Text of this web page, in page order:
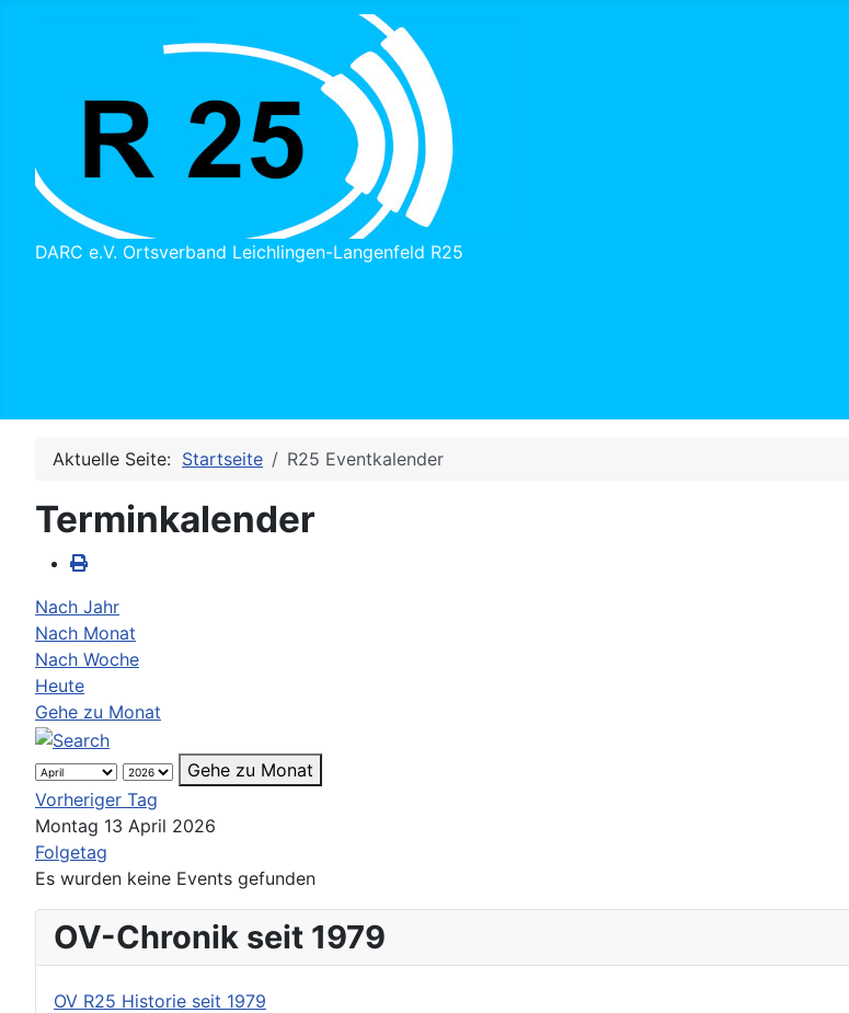
DARC e.V. Ortsverband Leichlingen-Langenfeld R25
OV-Chronik seit 1979
OV R25 Historie seit 1979
Aktuelle Seite: Startseite R25 Eventkalender
Terminkalender
Nach Jahr
Nach Monat
Nach Woche
Heute
Gehe zu Monat
Gehe zu Monat
Vorheriger Tag
Montag 13 April 2026
Folgetag
Es wurden keine Events gefunden